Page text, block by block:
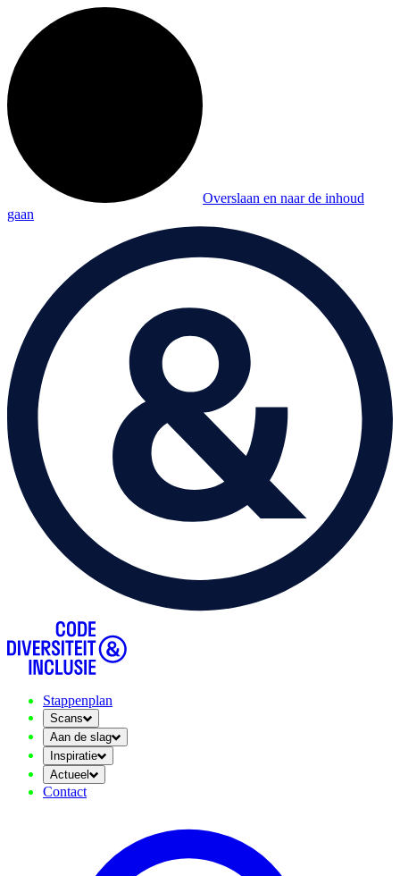
Overslaan en naar de inhoud
gaan
Stappenplan
Scans
Aan de slag
Inspiratie
Actueel
Contact